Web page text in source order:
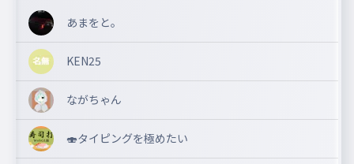
053
どうだい？アタシのコトアナタ
ダイダイダイダイダイキライになった？
054
ダイダイダイダイダイキライになっ
た？
ダイダイダイダイダイキライになった
あァ百害あって一利ナシNothing Not see
あまをと。
KEN25
ながちゃん
🍣タイピングを極めたい